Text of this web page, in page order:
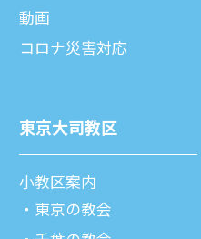
動画
コロナ災害対応
東京⼤司教区
⼩教区案内
東京の教会